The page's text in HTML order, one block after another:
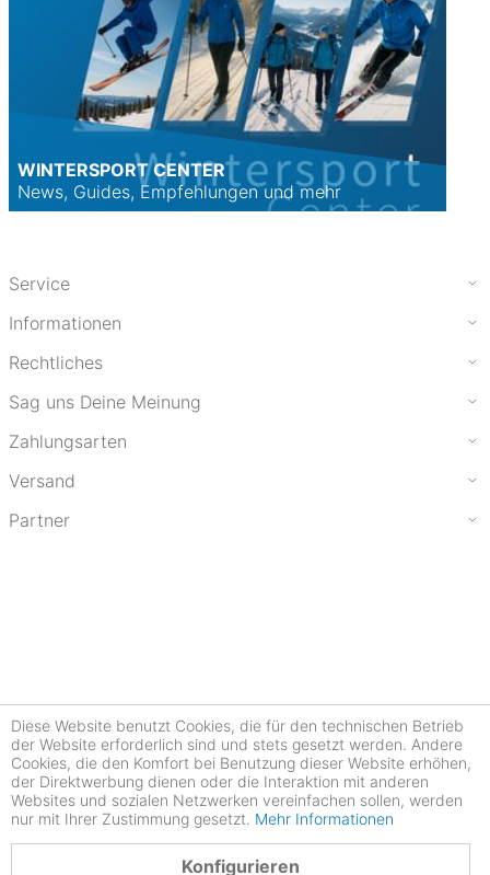
WINTERSPORT CENTER
News, Guides, Empfehlungen und mehr
Service
Informationen
Rechtliches
Sag uns Deine Meinung
Zahlungsarten
Versand
Partner
Diese Website benutzt Cookies, die für den technischen Betrieb
der Website erforderlich sind und stets gesetzt werden. Andere
Cookies, die den Komfort bei Benutzung dieser Website erhöhen,
der Direktwerbung dienen oder die Interaktion mit anderen
Websites und sozialen Netzwerken vereinfachen sollen, werden
nur mit Ihrer Zustimmung gesetzt. Mehr Informationen
Konfigurieren